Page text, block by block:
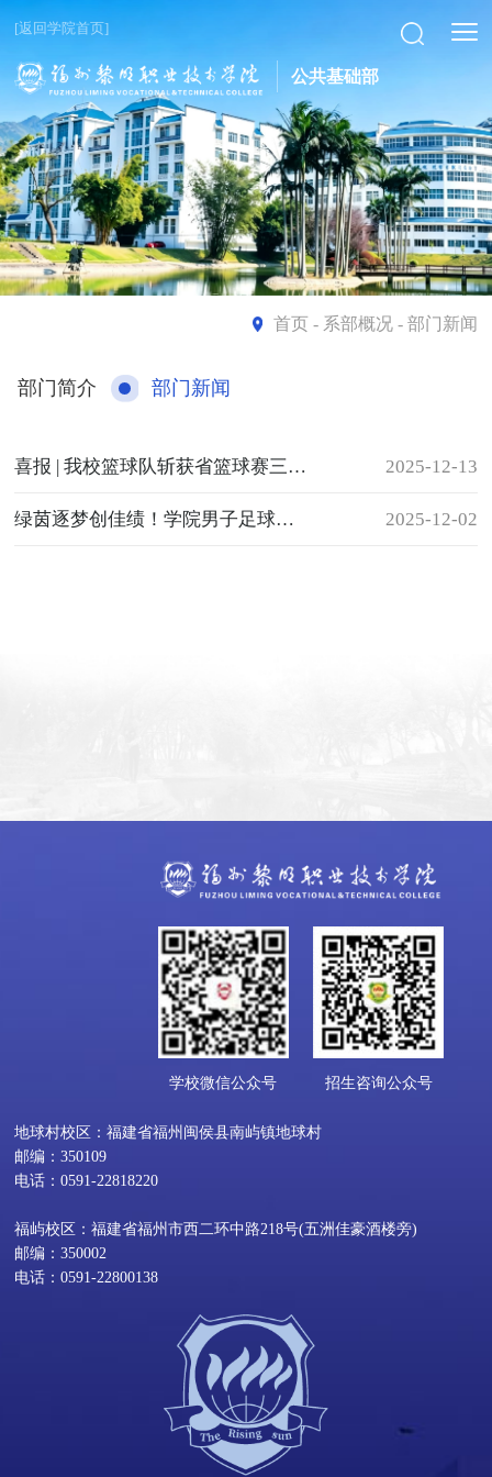
[返回学院首页]
公共基础部
首页- 系部概况 - 部门新闻
部门简介 部门新闻
喜报 | 我校篮球队斩获省篮球赛三等奖 2025-12-13
绿茵逐梦创佳绩！学院男子足球队首进省赛八强斩获双奖 2025-12-02
学校微信公众号 招生咨询公众号
地球村校区：福建省福州闽侯县南屿镇地球村
邮编：350109
电话：0591-22818220
福屿校区：福建省福州市西二环中路218号(五洲佳豪酒楼旁)
邮编：350002
电话：0591-22800138